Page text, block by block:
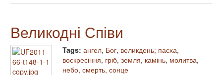
Великодні Співи
Tags: ангел, Бог, великдень; пасха,
воскресіння, гріб, земля, камінь, молитва,
небо, смерть, сонце